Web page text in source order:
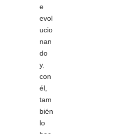
e
evol
ucio
nan
do
y,
con
él,
tam
bién
lo